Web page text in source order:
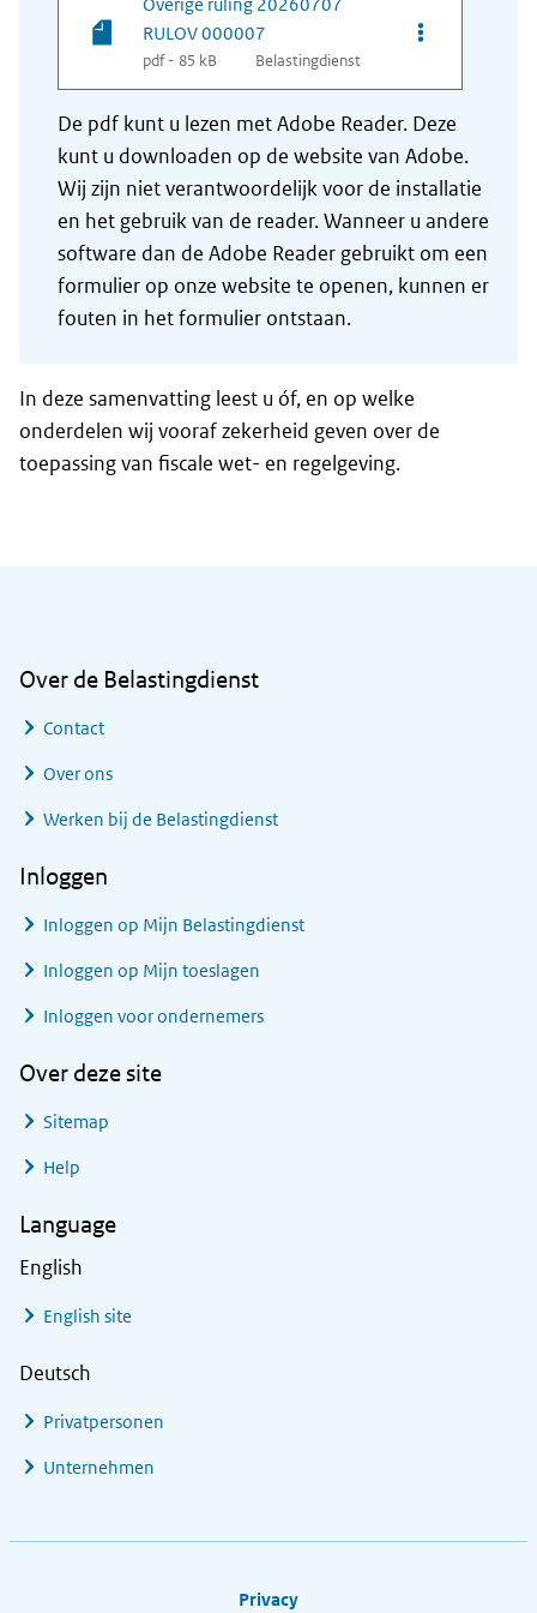
RULOV 000007
pdf - 85 kB Belastingdienst
Opties van
De pdf kunt u lezen met Adobe Reader. Deze
kunt u downloaden op de website van Adobe.
Wij zijn niet verantwoordelijk voor de installatie
en het gebruik van de reader. Wanneer u andere
software dan de Adobe Reader gebruikt om een
formulier op onze website te openen, kunnen er
fouten in het formulier ontstaan.
In deze samenvatting leest u óf, en op welke
onderdelen wij vooraf zekerheid geven over de
toepassing van fiscale wet- en regelgeving.
Over de Belastingdienst
Contact
Over ons
Werken bij de Belastingdienst
Inloggen
Inloggen op Mijn Belastingdienst
Inloggen op Mijn toeslagen
Inloggen voor ondernemers
Over deze site
Sitemap
Help
Language
English
English site
Deutsch
Privatpersonen
Unternehmen
Privacy